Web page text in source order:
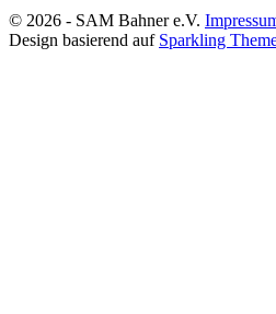
© 2026 - SAM Bahner e.V.
Design basierend auf Sparkling